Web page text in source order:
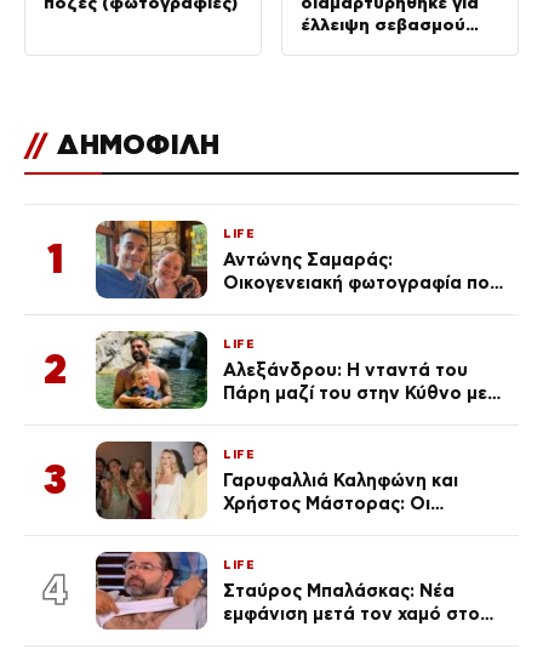
έλλειψη σεβασμού
// ΔΗΜΟΦΙΛΗ
1
LIFE
Αντώνης Σαμαράς:
Οικογενειακή φωτογραφία που
Λένας
2
LIFE
Αλεξάνδρου: Η νταντά του
Πάρη μαζί του στην Κύθνο με
3
LIFE
Γαρυφαλλιά Καληφώνη και
Χρήστος Μάστορας: Οι
απαρατήρητη
4
LIFE
Σταύρος Μπαλάσκας: Νέα
εμφάνιση μετά τον χαμό στο